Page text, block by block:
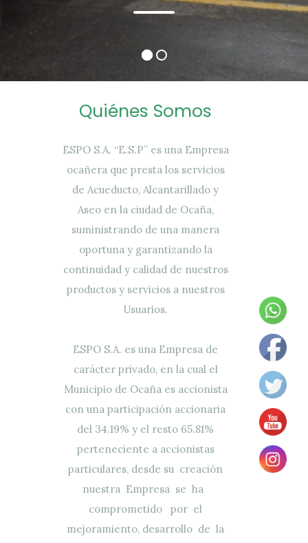
Quiénes Somos
ESPO S.A. “E.S.P” es una Empresa
ocañera que presta los servicios
de Acueducto, Alcantarillado y
Aseo en la ciudad de Ocaña,
suministrando de una manera
oportuna y garantizando la
continuidad y calidad de nuestros
productos y servicios a nuestros
Usuarios.
ESPO S.A. es una Empresa de
carácter privado, en la cual el
Municipio de Ocaña es accionista
con una participación accionaria
del 34.19% y el resto 65.81%
perteneciente a accionistas
particulares, desde su creación
nuestra Empresa se ha
comprometido por el
mejoramiento, desarrollo de la